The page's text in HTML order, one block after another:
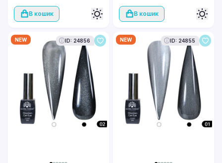
В кошик В кошик
NEW ID: 24856 NEW ID: 24855